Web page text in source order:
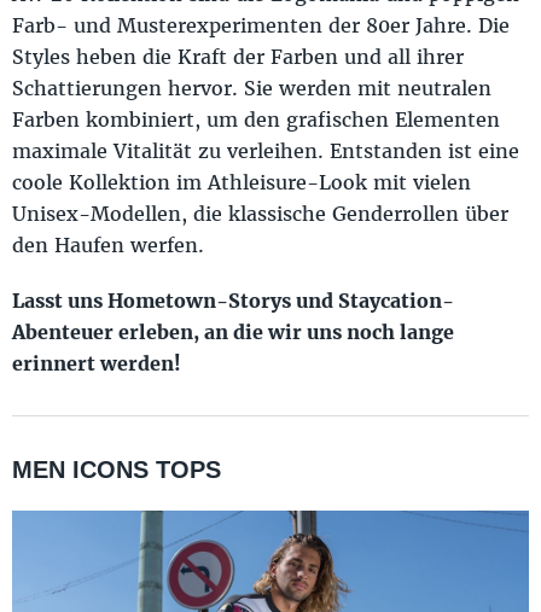
Farb- und Musterexperimenten der 80er Jahre. Die
Styles heben die Kraft der Farben und all ihrer
Schattierungen hervor. Sie werden mit neutralen
Farben kombiniert, um den grafischen Elementen
maximale Vitalität zu verleihen. Entstanden ist eine
coole Kollektion im Athleisure-Look mit vielen
Unisex-Modellen, die klassische Genderrollen über
den Haufen werfen.
Lasst uns Hometown-Storys und Staycation-
Abenteuer erleben, an die wir uns noch lange
erinnert werden!
MEN ICONS TOPS